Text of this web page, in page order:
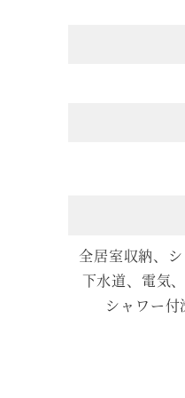
全居室収納、
下水道、電気
シャワー